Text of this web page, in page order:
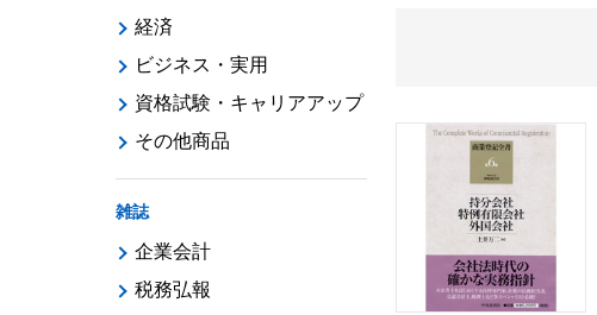
経済
ビジネス・実用
資格試験・キャリアアップ
その他商品
雑誌
企業会計
税務弘報